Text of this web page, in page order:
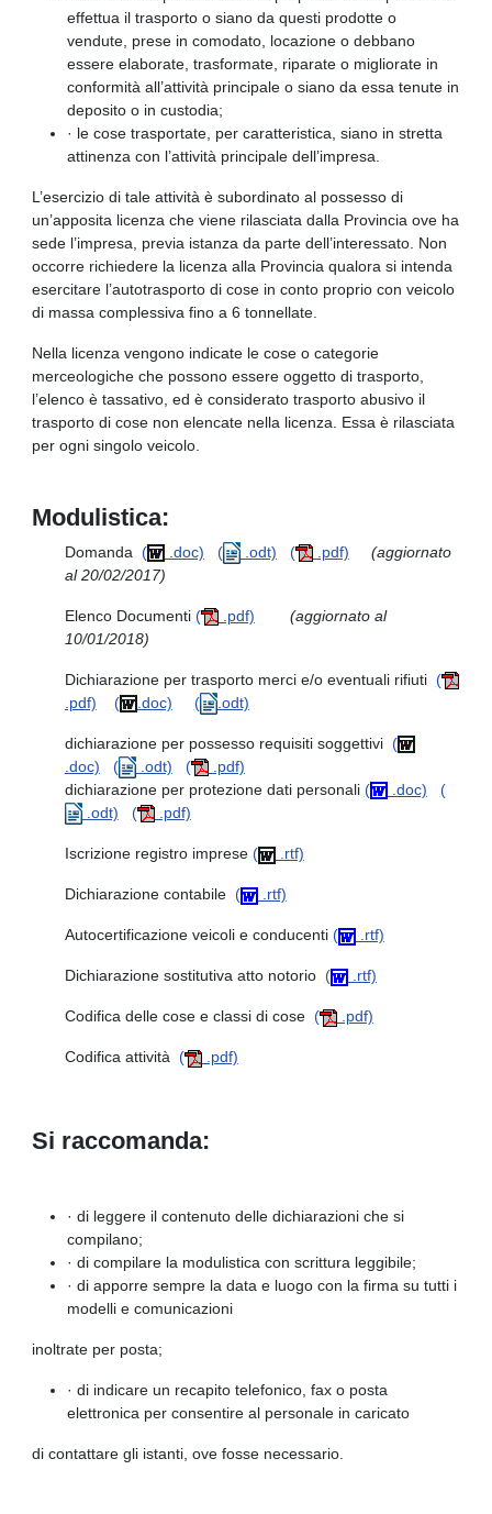
effettua il trasporto o siano da questi prodotte o
vendute, prese in comodato, locazione o debbano
essere elaborate, trasformate, riparate o migliorate in
conformità all’attività principale o siano da essa tenute in
deposito o in custodia;
· le cose trasportate, per caratteristica, siano in stretta
attinenza con l’attività principale dell’impresa.
L’esercizio di tale attività è subordinato al possesso di
un’apposita licenza che viene rilasciata dalla Provincia ove ha
sede l’impresa, previa istanza da parte dell’interessato. Non
occorre richiedere la licenza alla Provincia qualora si intenda
esercitare l’autotrasporto di cose in conto proprio con veicolo
di massa complessiva fino a 6 tonnellate.
Nella licenza vengono indicate le cose o categorie
merceologiche che possono essere oggetto di trasporto,
l’elenco è tassativo, ed è considerato trasporto abusivo il
trasporto di cose non elencate nella licenza. Essa è rilasciata
per ogni singolo veicolo.
Modulistica:
Domanda ( .doc) ( .odt) ( .pdf) (aggiornato
al 20/02/2017)
Elenco Documenti ( .pdf)
(aggiornato al
10/01/2018)
Dichiarazione per trasporto merci e/o eventuali rifiuti (
.pdf)
( .doc) ( .odt)
dichiarazione per possesso requisiti soggettivi (
.doc)
( .odt) (
.pdf)
dichiarazione per protezione dati personali ( .doc)
(
.odt)
( .pdf)
Iscrizione registro imprese ( .rtf)
Dichiarazione contabile ( .rtf)
Autocertificazione veicoli e conducenti ( .rtf)
Dichiarazione sostitutiva atto notorio ( .rtf)
Codifica delle cose e classi di cose ( .pdf)
Codifica attività ( .pdf)
Si raccomanda:
· di leggere il contenuto delle dichiarazioni che si
compilano;
· di compilare la modulistica con scrittura leggibile;
· di apporre sempre la data e luogo con la firma su tutti i
modelli e comunicazioni
inoltrate per posta;
· di indicare un recapito telefonico, fax o posta
elettronica per consentire al personale in caricato
di contattare gli istanti, ove fosse necessario.